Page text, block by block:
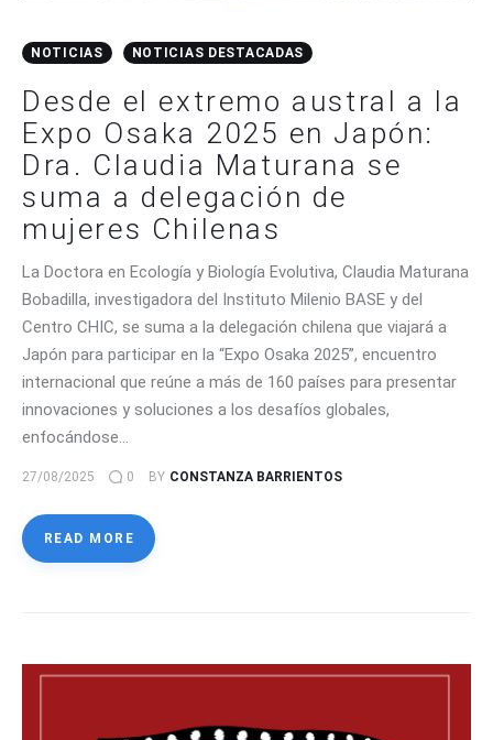
NOTICIAS NOTICIAS DESTACADAS
Desde el extremo austral a la
Expo Osaka 2025 en Japón:
Dra. Claudia Maturana se
suma a delegación de
mujeres Chilenas
La Doctora en Ecología y Biología Evolutiva, Claudia Maturana
Bobadilla, investigadora del Instituto Milenio BASE y del
Centro CHIC, se suma a la delegación chilena que viajará a
Japón para participar en la “Expo Osaka 2025”, encuentro
internacional que reúne a más de 160 países para presentar
innovaciones y soluciones a los desafíos globales,
enfocándose…
27/08/2025 0 BY CONSTANZA BARRIENTOS
READ MORE